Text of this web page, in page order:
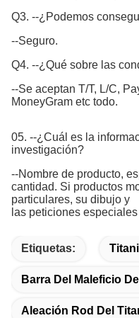
Q3. --¿Podemos
--Seguro.
Q4. --¿Qué sobre las
--Se aceptan T/T, L/C,
MoneyGram etc todo.
05. --¿Cuál es la
investigación?
--Nombre de producto,
cantidad. Si productos
particulares, su dibujo y
las peticiones
Etiquetas:
Barra Del Maleficio
Aleación Rod Del